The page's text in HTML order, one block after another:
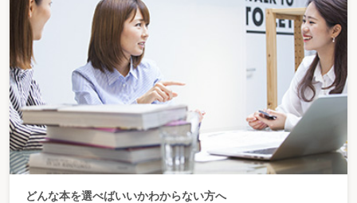
どんな本を選べばいいかわからない方へ